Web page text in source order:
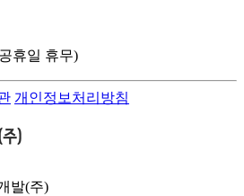
휴일 휴무)
개인정보처리방침
발(주)